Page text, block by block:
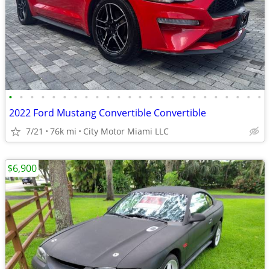
• • • • • • • • • • • • • • • • • • • • • • • •
2022 Ford Mustang Convertible Convertible
7/21 76k mi City Motor Miami LLC
$6,900